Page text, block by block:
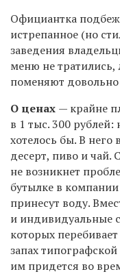
Официантка
истрепанное (но
заведения
меню не
поменяют довольно
О ценах — крайне
в 1 тыс. 300
хотелось бы. В него
десерт, пиво и чай.
не возникнет
бутылке в
принесут воду.
и индивидуальные
которых
запах
им придется во